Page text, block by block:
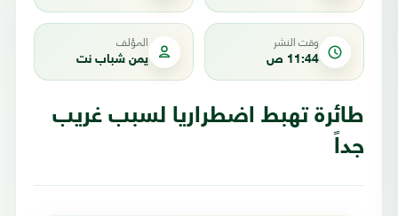
وقت النشر
11:44 ص
المؤلف
يمن شباب نت
طائرة تهبط اضطراريا لسبب غريب
جداً